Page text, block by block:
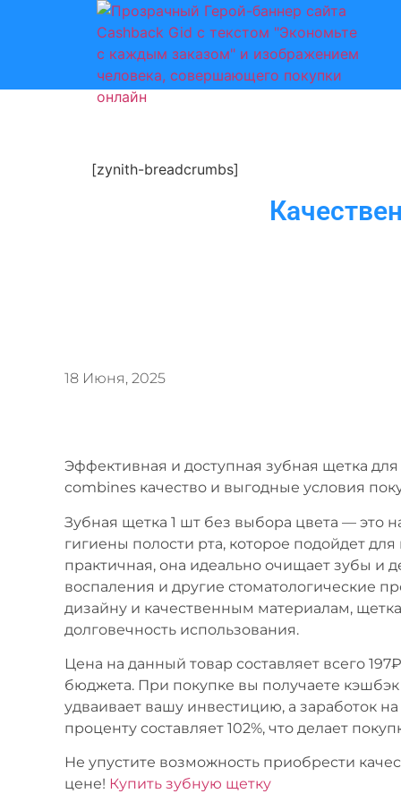
[zynith-breadcrumbs]
18 Июня, 2025
Эффективная и доступная зубная щетка
combines качество и выгодные условия
Зубная щетка 1 шт без выбора цвета — это
гигиены полости рта, которое подойдет
практичная, она идеально очищает зубы и
воспаления и другие стоматологические
дизайну и качественным материалам,
долговечность использования.
Цена на данный товар составляет всего
бюджета. При покупке вы получаете
удваивает вашу инвестицию, а заработок
проценту составляет 102%, что делает
Не упустите возможность приобрести
цене! Купить зубную щетку